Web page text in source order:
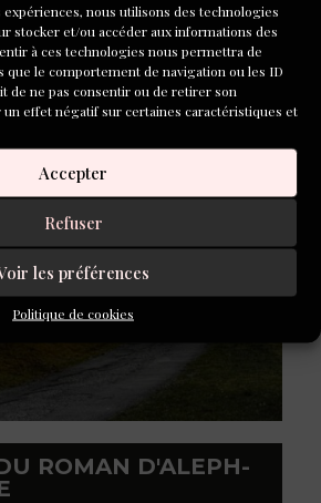
nous utilisons des technologies
stocker et/ou accéder aux informations des
à ces technologies nous permettra de
que le comportement de navigation ou les ID
de ne pas consentir ou de retirer son
effet négatif sur certaines caractéristiques et
Accepter
Refuser
les préférences
Politique de cookies
DU CONCOURS DE
ROMAN D'ALEPH-